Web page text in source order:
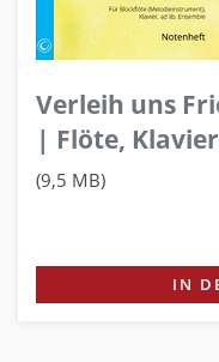
Verleih uns
| Flöte,
(9,5 MB)
IN